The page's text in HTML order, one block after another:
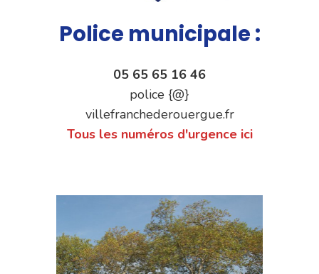
Police municipale :
05 65 65 16 46
police {@}
villefranchederouergue.fr
Tous les numéros d'urgence ici